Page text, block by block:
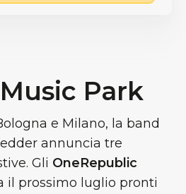
Park
e Milano, la band
annuncia tre
Gli OneRepublic
il prossimo luglio pronti